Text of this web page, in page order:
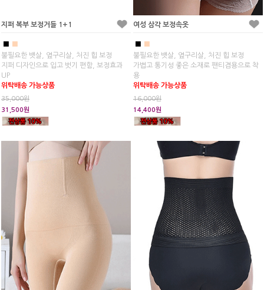
지퍼 복부 보정거들 1+1
■ ■
불필요한 뱃살, 옆구리살, 처진 힙 보정
지퍼 디자인으로 입고 벗기 편함, 보정효과
UP
위탁배송 가능상품
35,000원
31,500원
여성 삼각 보정속옷
■ ■
불필요한 뱃살, 옆구리살, 처진 힙 보정
가볍고 통기성 좋은 소재로 팬티겸용으로 착
용
위탁배송 가능상품
16,000원
14,400원